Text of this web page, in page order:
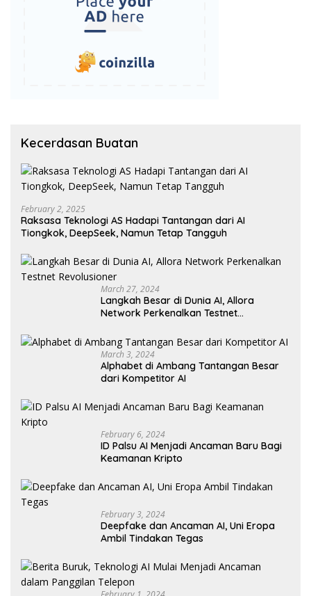
Kecerdasan Buatan
February 2, 2025
Raksasa Teknologi AS Hadapi Tantangan dari AI
Tiongkok, DeepSeek, Namun Tetap Tangguh
March 27, 2024
Langkah Besar di Dunia AI, Allora
Network Perkenalkan Testnet
March 3, 2024
Alphabet di Ambang Tantangan Besar
dari Kompetitor AI
February 6, 2024
ID Palsu AI Menjadi Ancaman Baru Bagi
Keamanan Kripto
February 3, 2024
Deepfake dan Ancaman AI, Uni Eropa
Ambil Tindakan Tegas